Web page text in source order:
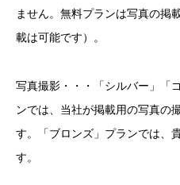
ません。無料プランは写真の掲
載は可能です）。
写真撮影・・・「シルバー」「
ンでは、当社が掲載用の写真の
す。「ブロンズ」プランでは、
す。